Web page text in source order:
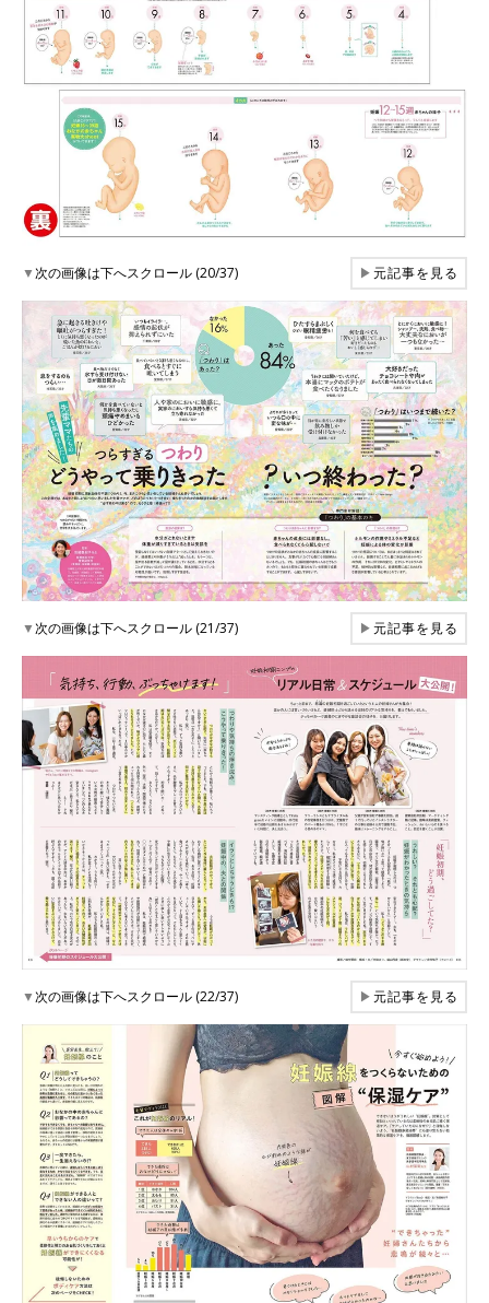
▼次の画像は下へスクロール (20/37) ▶元記事を見る
▼次の画像は下へスクロール (21/37) ▶元記事を見る
▼次の画像は下へスクロール (22/37) ▶元記事を見る